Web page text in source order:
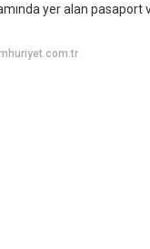
yer alan pasaport